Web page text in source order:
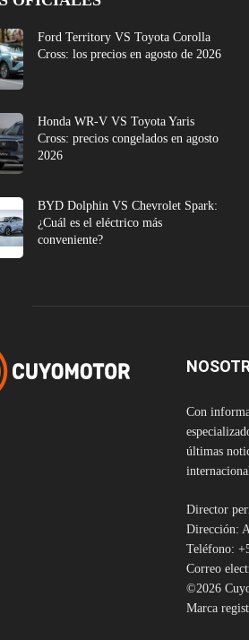
Ford Territory VS Toyota Corolla
Cross: los precios en agosto de 2026
Honda WR-V VS Toyota Yaris
Cross: precios congelados en agosto
2026
BYD Dolphin VS Chevrolet Spark:
¿Cuál es el eléctrico más
conveniente?
Con
últimas
Director
Dirección:
Teléfono:
Correo
©2026
Marca